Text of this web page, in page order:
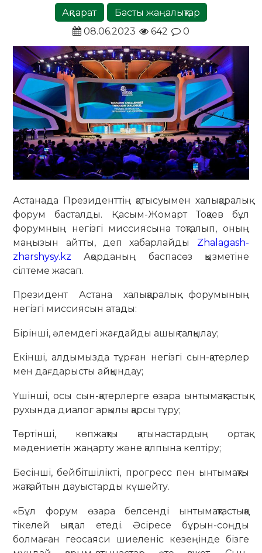
Ақпарат
Басты жаңалықтар
08.06.2023
642 0
Астанада Президенттің қатысуымен халықаралық
форум басталды. Қасым-Жомарт Тоқаев бұл
форумның негізгі миссиясына тоқталып, оның
маңызын айтты, деп хабарлайды Zhalagash-
zharshysy.kz Ақорданың баспасөз қызметіне
сілтеме жасап.
Президент Астана халықаралық форумының
негізгі миссиясын атады:
Бірінші, әлемдегі жағдайды ашық талқылау;
Екінші, алдымызда тұрған негізгі сын-қатерлер
мен дағдарысты айқындау;
Үшінші, осы сын-қатерлерге өзара ынтымақтастық
рухында диалог арқылы қарсы тұру;
Төртінші, көпжақты қатынастардың ортақ
мәдениетін жаңарту және қалпына келтіру;
Бесінші, бейбітшілікті, прогресс пен ынтымақты
жақтайтын дауыстарды күшейту.
«Бұл форум өзара белсенді ынтымақтастыққа
тікелей ықпал етеді. Әсіресе бұрын-соңды
болмаған геосаяси шиеленіс кезеңінде бізге